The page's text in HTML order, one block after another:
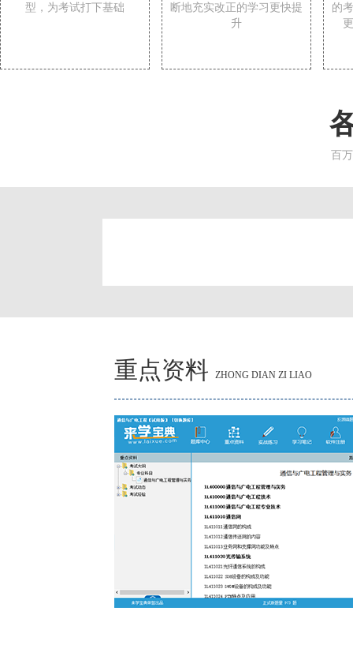
型，为考试打下基础
断地充实改正的学习更快提
升
的
百
重点资料 ZHONG DIAN ZI LIAO